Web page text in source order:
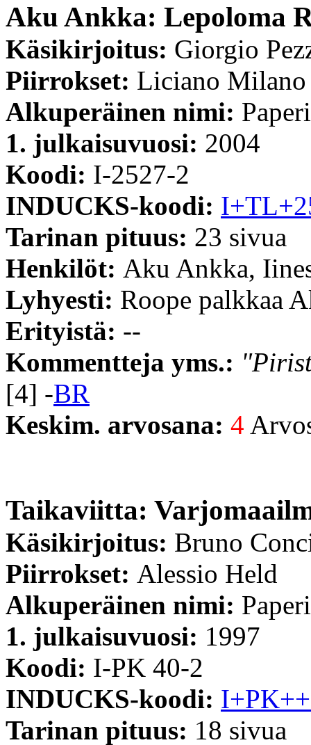
Aku Ankka: Lepoloma
Käsikirjoitus: Giorgio
Piirrokset: Liciano Milano
Alkuperäinen nimi:
1. julkaisuvuosi: 2004
Koodi: I-2527-2
INDUCKS-koodi:
Tarinan pituus: 23 sivua
Henkilöt: Aku Ankka,
Lyhyesti: Roope palkkaa
Erityistä: --
Kommentteja yms.:
[4] -BR
Keskim. arvosana: 4
Taikaviitta:
Käsikirjoitus: Bruno
Piirrokset: Alessio Held
Alkuperäinen nimi:
1. julkaisuvuosi: 1997
Koodi: I-PK 40-2
INDUCKS-koodi:
Tarinan pituus: 18 sivua